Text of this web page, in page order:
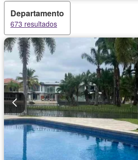
Departamento
673 resultados